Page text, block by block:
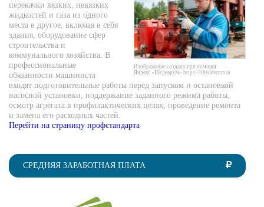
Изображение создано при помощи
Яндекс «Шедеврум» https://shedevrum.ai
перекачки вязких, невязких
жидкостей и газа из одного
места в другое, включая в себя
здания, оборудование сфер
строительства и
коммунального хозяйства. В
профессиональные
обязанности машиниста
входят подготовительные работы перед запуском и остановкой
насосной установки, поддержание заданного режима работы,
осмотр агрегата в профилактических целях, проведение ремонта
и замена его расходных частей.
Перейти на страницу профстандарта
СРЕДНЯЯ ЗАРАБОТНАЯ ПЛАТА